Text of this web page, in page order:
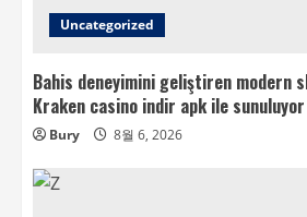
Uncategorized
Bahis deneyimini geliştiren modern
Kraken casino indir apk ile sunuluyor
Bury 8월 6, 2026